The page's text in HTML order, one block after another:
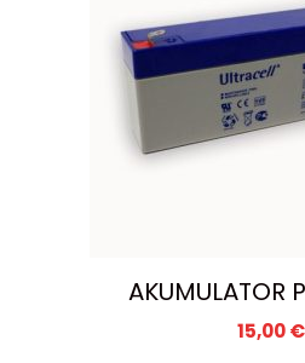
AKUMULATOR
15,00€